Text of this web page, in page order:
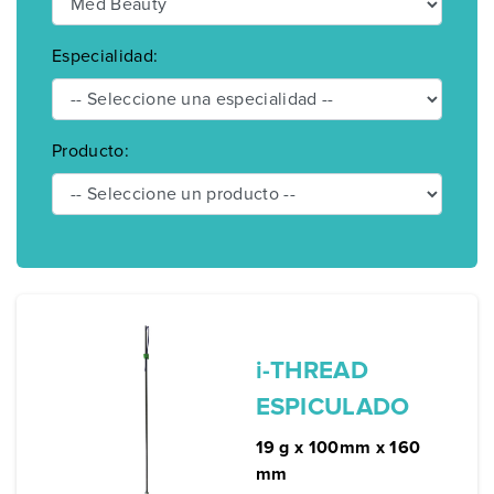
Especialidad:
Producto:
i-THREAD
ESPICULADO
19 g x 100mm x 160
mm